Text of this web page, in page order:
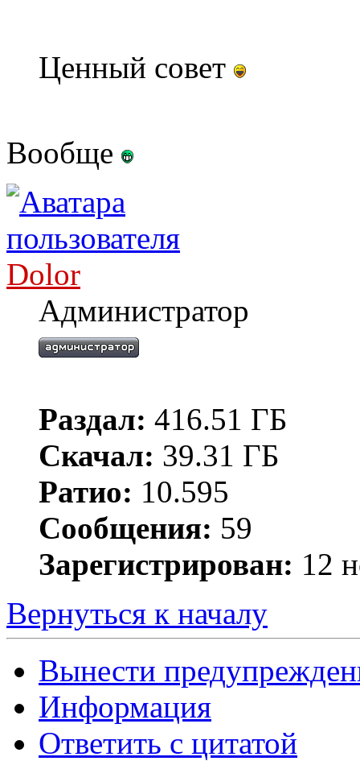
Ценный совет
Вообще
Dolor
Администратор
Раздал: 416.51 ГБ
Скачал: 39.31 ГБ
Ратио: 10.595
Сообщения: 59
Зарегистрирован: 12
Вернуться к началу
Вынести
Информация
Ответить с цитатой